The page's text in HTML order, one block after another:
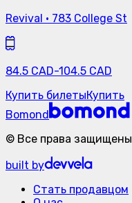
Revival · 783 College St
84.5 CAD-104.5 CAD
Купить билетыКупить
Bomond
© Все права защищены
built by
Стать продавцом